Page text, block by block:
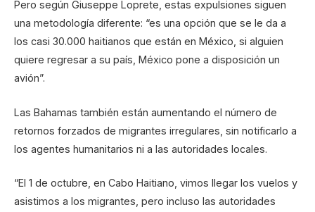
Pero según Giuseppe Loprete, estas expulsiones siguen
una metodología diferente: “es una opción que se le da a
los casi 30.000 haitianos que están en México, si alguien
quiere regresar a su país, México pone a disposición un
avión”.
Las Bahamas también están aumentando el número de
retornos forzados de migrantes irregulares, sin notificarlo a
los agentes humanitarios ni a las autoridades locales.
“El 1 de octubre, en Cabo Haitiano, vimos llegar los vuelos y
asistimos a los migrantes, pero incluso las autoridades